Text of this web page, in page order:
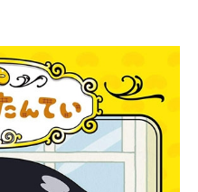
は、働きながらミュージ
いと感じていた。彼女の
ル。ひとりの女の子がい
市、ハーシェルシティの
生まれ、ミュージシャン
と思っていたが、誰にも
にいた。世界でいちばん
っていた。彼女の名はチ
イ。ふたりは、偶然出会っ